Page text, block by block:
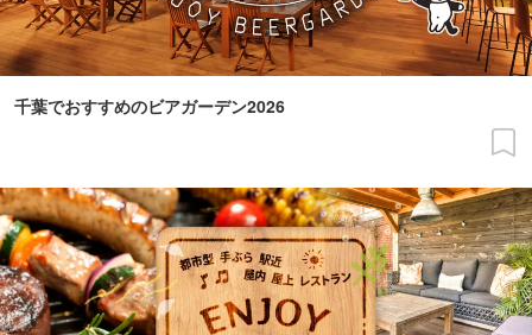
千葉でおすすめのビアガーデン2026